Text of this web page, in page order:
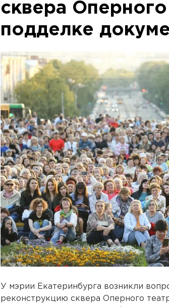
сквера Оперного
подделке
У мэрии Екатеринбурга возникли
реконструкцию сквера Оперного